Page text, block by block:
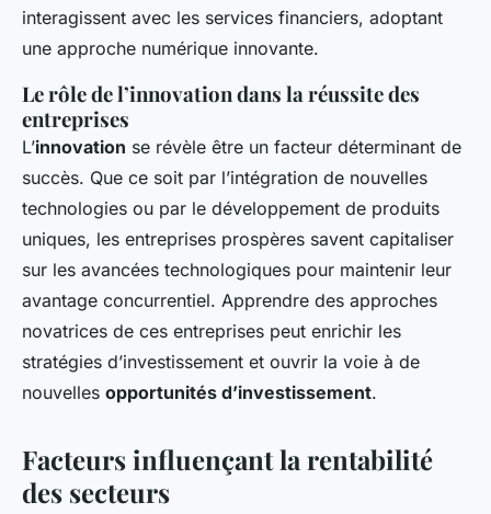
interagissent avec les services financiers, adoptant
une approche numérique innovante.
Le rôle de l’innovation dans la réussite des
entreprises
L’innovation se révèle être un facteur déterminant de
succès. Que ce soit par l’intégration de nouvelles
technologies ou par le développement de produits
uniques, les entreprises prospères savent capitaliser
sur les avancées technologiques pour maintenir leur
avantage concurrentiel. Apprendre des approches
novatrices de ces entreprises peut enrichir les
stratégies d’investissement et ouvrir la voie à de
nouvelles opportunités d’investissement.
Facteurs influençant la rentabilité
des secteurs